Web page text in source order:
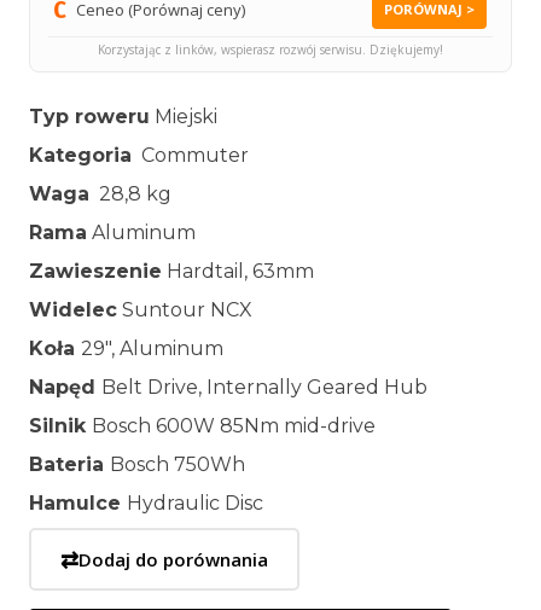
Ceneo (Porównaj ceny) PORÓWNAJ >
Korzystając z linków, wspierasz rozwój serwisu. Dziękujemy!
Typ roweru Miejski
Kategoria Commuter
Waga 28,8 kg
Rama Aluminum
Zawieszenie Hardtail, 63mm
Widelec Suntour NCX
Koła 29″, Aluminum
Napęd Belt Drive, Internally Geared Hub
Silnik Bosch 600W 85Nm mid-drive
Bateria Bosch 750Wh
Hamulce Hydraulic Disc
⇄Dodaj do porównania